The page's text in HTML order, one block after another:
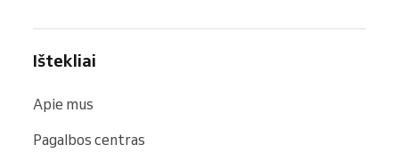
Ištekliai
Apie mus
Pagalbos centras